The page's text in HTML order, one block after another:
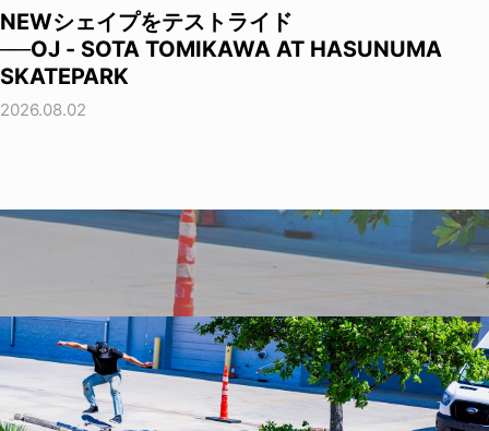
NEWシェイプをテストライド
──OJ - SOTA TOMIKAWA AT HASUNUMA
SKATEPARK
2026.08.02